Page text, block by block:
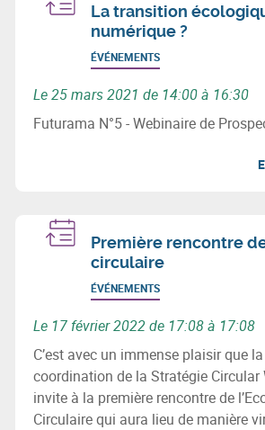
La transition
numérique ?
ÉVÉNEMENTS
Le 25 mars 2021 de 14:00 à 16:30
Futurama N°5 - Webinaire de
Première rencontre
circulaire
ÉVÉNEMENTS
Le 17 février 2022 de 17:08 à 17:08
C’est avec un immense plaisir que
coordination de la Stratégie
invite à la première rencontre de
Circulaire qui aura lieu de manière